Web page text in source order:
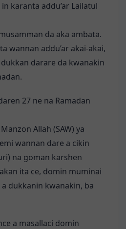
karanta addu’ar Lailatul
da aka ambata.
wannan addu’ar akai-akai,
darare da kwanakin
27 ne na Ramadan
Allah (SAW) ya
wannan dare a cikin
na goman karshen
ita ce, domin muminai
dukkanin kwanakin, ba
a masallaci domin